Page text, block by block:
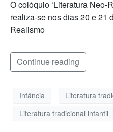
O colóquio ‘Literatura Neo-
realiza-se nos dias 20 e 21
Realismo
Continue reading
Infância
Literatura
Literatura tradicional infantil